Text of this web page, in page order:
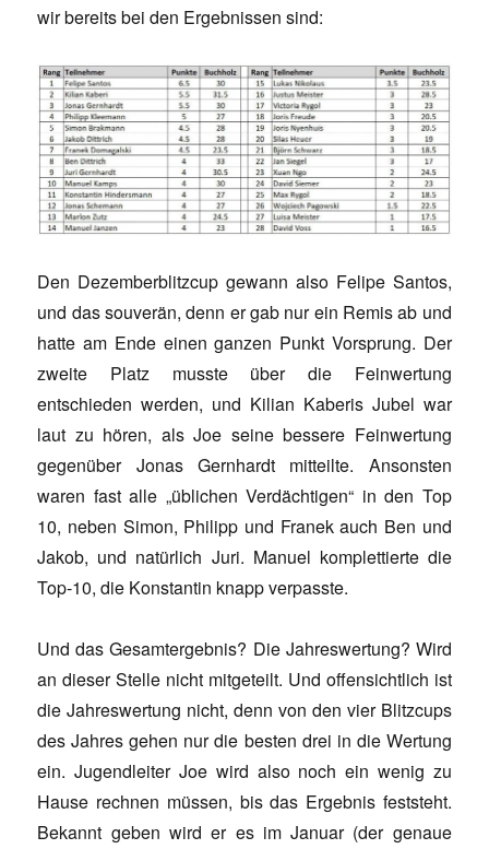
wir bereits bei den Ergebnissen sind:
Den Dezemberblitzcup gewann also Felipe Santos,
und das souverän, denn er gab nur ein Remis ab und
hatte am Ende einen ganzen Punkt Vorsprung. Der
zweite Platz musste über die Feinwertung
entschieden werden, und Kilian Kaberis Jubel war
laut zu hören, als Joe seine bessere Feinwertung
gegenüber Jonas Gernhardt mitteilte. Ansonsten
waren fast alle „üblichen Verdächtigen“ in den Top
10, neben Simon, Philipp und Franek auch Ben und
Jakob, und natürlich Juri. Manuel komplettierte die
Top-10, die Konstantin knapp verpasste.
Und das Gesamtergebnis? Die Jahreswertung? Wird
an dieser Stelle nicht mitgeteilt. Und offensichtlich ist
die Jahreswertung nicht, denn von den vier Blitzcups
des Jahres gehen nur die besten drei in die Wertung
ein. Jugendleiter Joe wird also noch ein wenig zu
Hause rechnen müssen, bis das Ergebnis feststeht.
Bekannt geben wird er es im Januar (der genaue